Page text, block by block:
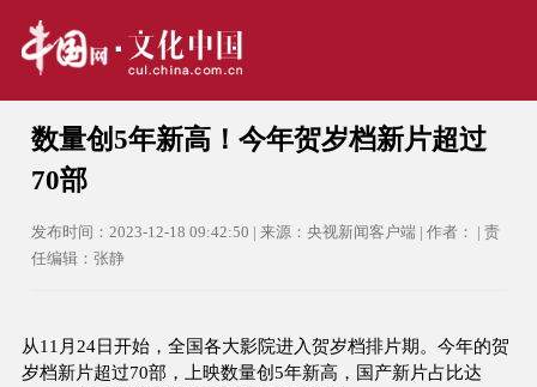
数量创5年新高！今年贺岁档新片超过
70部
发布时间：2023-12-18 09:42:50 | 来源：央视新闻客户端 | 作者： | 责
任编辑：张静
从11月24日开始，全国各大影院进入贺岁档排片期。今年的贺
岁档新片超过70部，上映数量创5年新高，国产新片占比达